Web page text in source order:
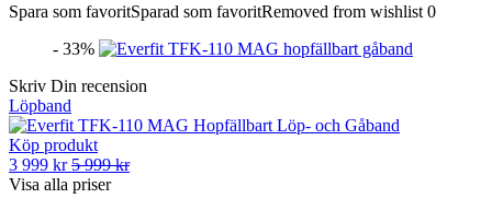
Spara som favoritSparad som favoritRemoved from wishlist 0
- 33%
Skriv Din recension
Löpband
Köp produkt
3 999 kr 5 999 kr
Visa alla priser